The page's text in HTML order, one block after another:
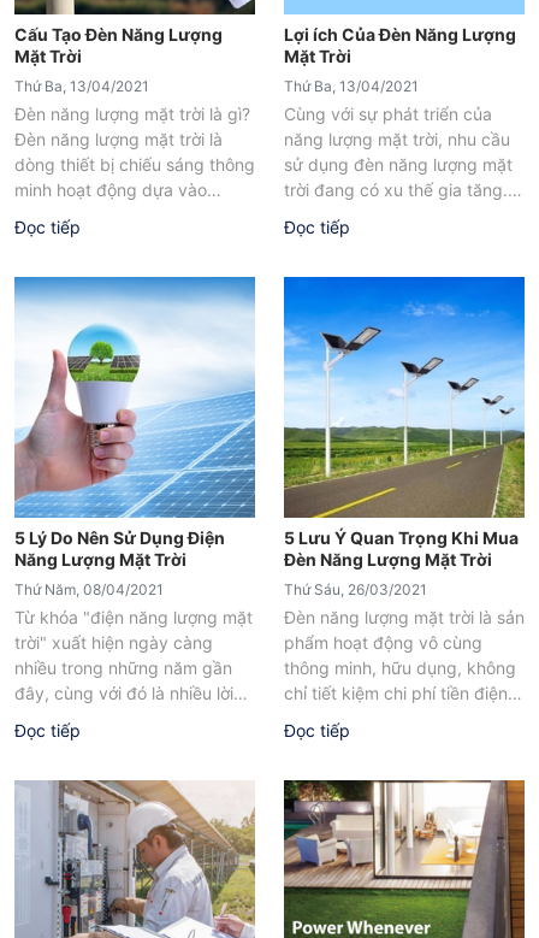
Cấu Tạo Đèn Năng Lượng
Mặt Trời
Thứ Ba, 13/04/2021
Đèn năng lượng mặt trời là gì?
Đèn năng lượng mặt trời là
dòng thiết bị chiếu sáng thông
minh hoạt động dựa vào
nguồn điện được...
Đọc tiếp
Lợi ích Của Đèn Năng Lượng
Mặt Trời
Thứ Ba, 13/04/2021
Cùng với sự phát triển của
năng lượng mặt trời, nhu cầu
sử dụng đèn năng lượng mặt
trời đang có xu thế gia tăng.
Đọc tiếp
5 Lý Do Nên Sử Dụng Điện
Năng Lượng Mặt Trời
Thứ Năm, 08/04/2021
Từ khóa "điện năng lượng mặt
trời" xuất hiện ngày càng
nhiều trong những năm gần
đây, cùng với đó là nhiều lời
kêu gọi chuyển sang...
Đọc tiếp
5 Lưu Ý Quan Trọng Khi Mua
Đèn Năng Lượng Mặt Trời
Thứ Sáu, 26/03/2021
Đèn năng lượng mặt trời là sản
phẩm hoạt động vô cùng
thông minh, hữu dụng, không
chỉ tiết kiệm chi phí tiền điện
mà còn...
Đọc tiếp